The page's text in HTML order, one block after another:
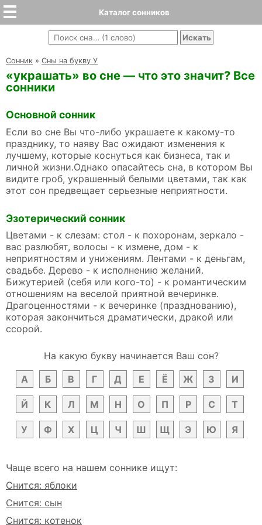
Каталог сонников
Cонник » Сны на букву У
«украшать» во сне — что это значит? Все
сонники
Основной сонник
Если во сне Вы что-либо украшаете к какому-то
празднику, то наяву Вас ожидают изменения к
лучшему, которые коснуться как бизнеса, так и
личной жизни.Однако опасайтесь сна, в котором Вы
видите гроб, украшенный белыми цветами, так как
этот сон предвещает серьезные неприятности.
Эзотерический сонник
Цветами - к слезам: стол - к похоронам, зеркало -
вас разлюбят, волосы - к измене, дом - к
неприятностям и унижениям. Лентами - к деньгам,
свадьбе. Дерево - к исполнению желаний.
Бижутерией (себя или кого-то) - к романтическим
отношениям на веселой приятной вечеринке.
Драгоценностями - к вечеринке (празднованию),
которая закончиться драматически, дракой или
ссорой.
На какую букву начинается Ваш сон?
А
Б В Г Д Е Ё Ж З И
Й К Л М Н О П Р С Т
У Ф Х Ц Ч Ш Щ Э Ю Я
Чаще всего на нашем соннике ищут:
Снится: яблоки
Снится: сын
Снится: котенок